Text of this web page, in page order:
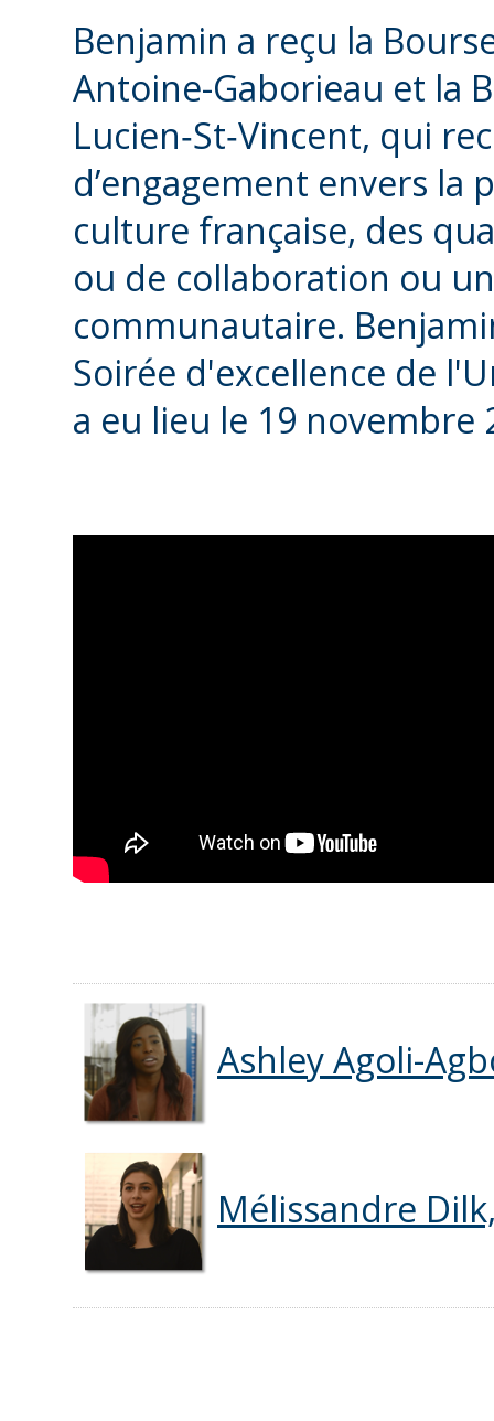
Benjamin a reçu la
Antoine-Gaborieau et la
Lucien‑St‑Vincent, qui
d’engagement envers
culture française, des
ou de collaboration ou
communautaire.
Soirée d'excellence de
a eu lieu le 19 novembre
Ashley Agoli-
Mélissandre